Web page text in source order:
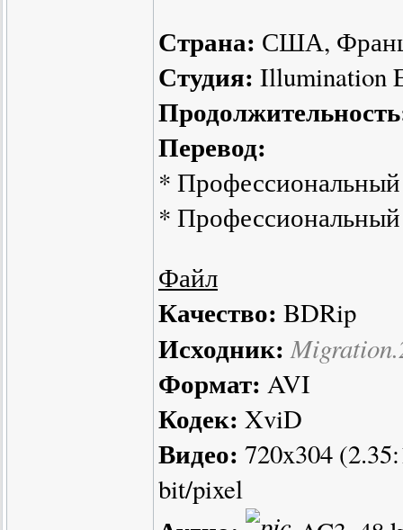
Страна: США,
Студия: Illumination
Перевод:
*
*
Файл
Качество: BDRip
Исходник:
Формат: AVI
Кодек: XviD
Видео: 720x304
bit/pixel